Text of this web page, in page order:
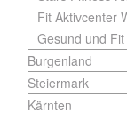
Fit Aktivcenter
Gesund und Fit
Burgenland
Steiermark
Kärnten